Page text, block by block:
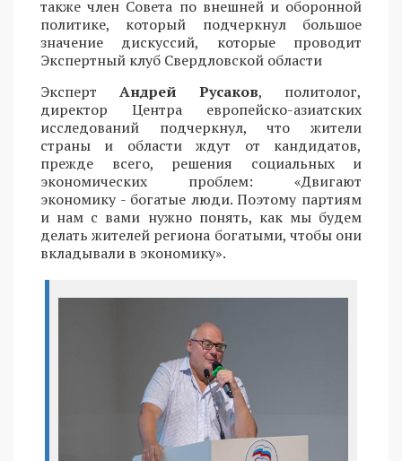
также член Совета по внешней и оборонной
политике, который подчеркнул большое
значение дискуссий, которые проводит
Экспертный клуб Свердловской области
Эксперт Андрей Русаков, политолог,
директор Центра европейско-азиатских
исследований подчеркнул, что жители
страны и области ждут от кандидатов,
прежде всего, решения социальных и
экономических проблем: «Двигают
экономику - богатые люди. Поэтому партиям
и нам с вами нужно понять, как мы будем
делать жителей региона богатыми, чтобы они
вкладывали в экономику».